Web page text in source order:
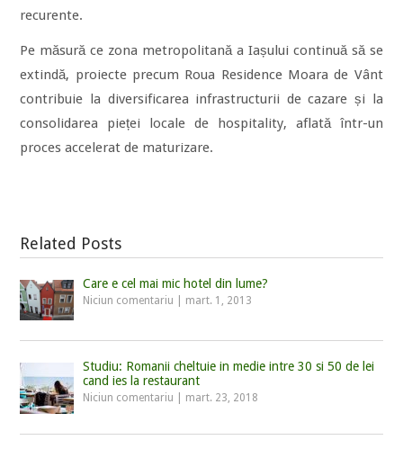
recurente.
Pe măsură ce zona metropolitană a Iașului continuă să se
extindă, proiecte precum Roua Residence Moara de Vânt
contribuie la diversificarea infrastructurii de cazare și la
consolidarea pieței locale de hospitality, aflată într-un
proces accelerat de maturizare.
Related Posts
Care e cel mai mic hotel din lume?
Niciun comentariu mart. 1, 2013
Studiu: Romanii cheltuie in medie intre 30 si 50 de lei
cand ies la restaurant
Niciun comentariu mart. 23, 2018